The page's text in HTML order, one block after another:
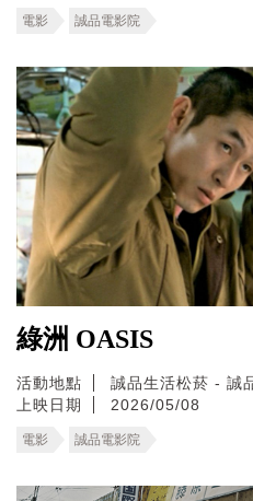
電影 誠品電影院
綠洲 OASIS
活動地點
誠品生活松菸 - 誠
上映日期
2026/05/08
電影 誠品電影院